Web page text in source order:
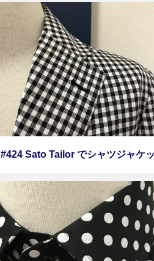
を作りました その３
#424 Sato Tailor でシャツジャケ
を作りました その２